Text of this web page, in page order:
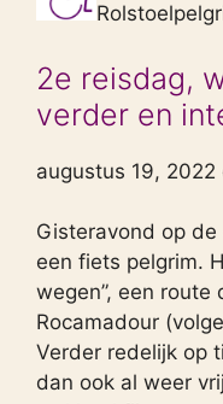
2e reisdag,
verder en
augustus 19, 2022
Gisteravond op
een fiets pelgrim.
wegen”, een
Rocamadour
Verder redelijk op
dan ook al weer